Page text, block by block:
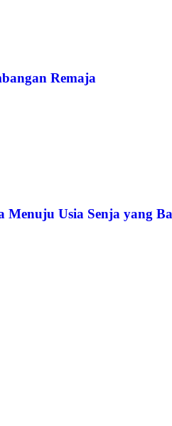
Remaja
Usia Senja yang